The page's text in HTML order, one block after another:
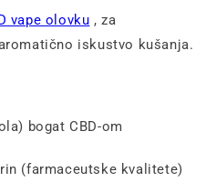
vape olovku , za
iskustvo kušanja.
bogat CBD-om
(farmaceutske kvalitete)